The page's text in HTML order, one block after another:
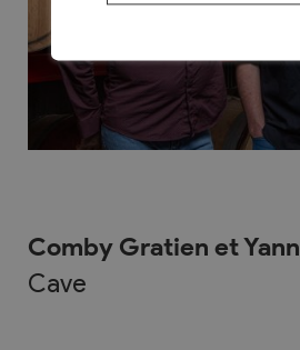
Comby Gratien et Yann
Cave